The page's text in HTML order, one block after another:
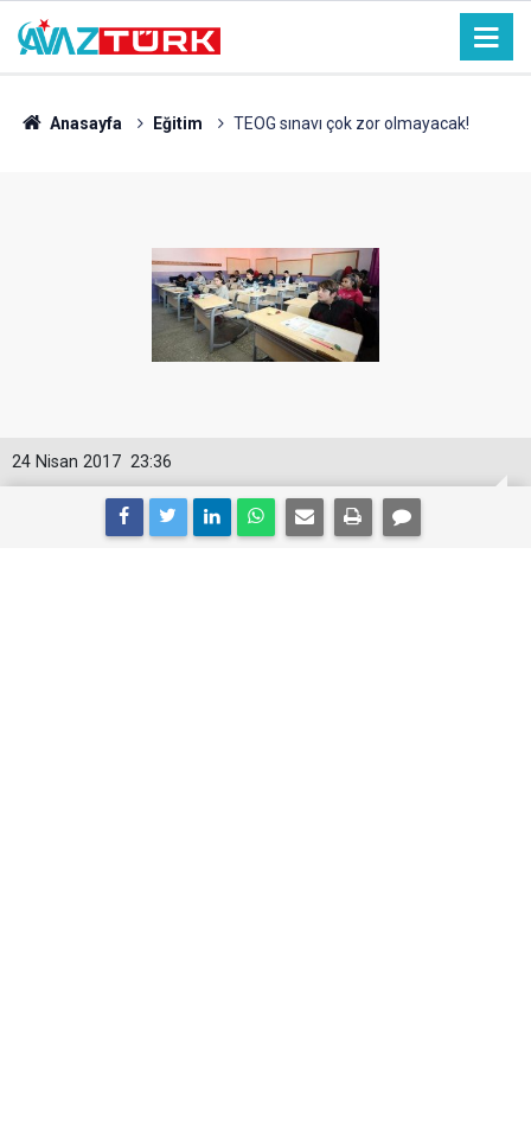
Anasayfa Eğitim TEOG sınavı çok zor olmayacak!
23:36
24 Nisan 2017